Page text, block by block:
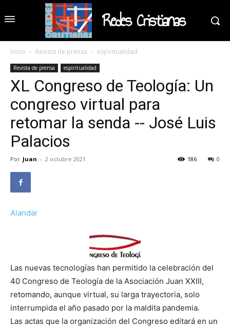
Redes Cristianas
Inicio Revista de prensa espiritualidad
Revista de prensa espiritualidad
XL Congreso de Teología: Un
congreso virtual para
retomar la senda -- José Luis
Palacios
Por Juan - 2 octubre 2021 0
186
Alandar
Las nuevas tecnologías han permitido la celebración del
40 Congreso de Teología de la Asociación Juan XXIII,
retomando, aunque virtual, su larga trayectoria, solo
interrumpida el año pasado por la maldita pandemia.
Las actas que la organización del Congreso editará en un